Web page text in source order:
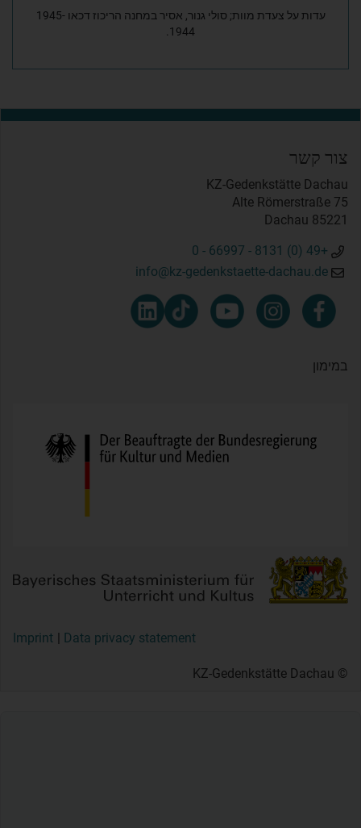
עדות על צעדת מוות; סולי גנור, אסיר במחנה הריכוז דכאו 1945-
1944.
צור קשר
KZ-Gedenkstätte Dachau
Alte Römerstraße 75
85221 Dachau
+49 (0) 8131 - 66997 - 0
במימון
Imprint Data privacy statement
© KZ-Gedenkstätte Dachau